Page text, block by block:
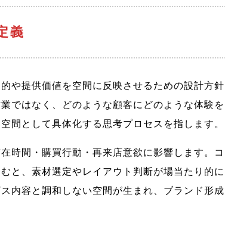
義
や提供価値を空間に反映させるための設計方針
ではなく、どのような顧客にどのような体験を
間として具体化する思考プロセスを指します。
時間・購買行動・再来店意欲に影響します。コ
と、素材選定やレイアウト判断が場当たり的に
内容と調和しない空間が生まれ、ブランド形成